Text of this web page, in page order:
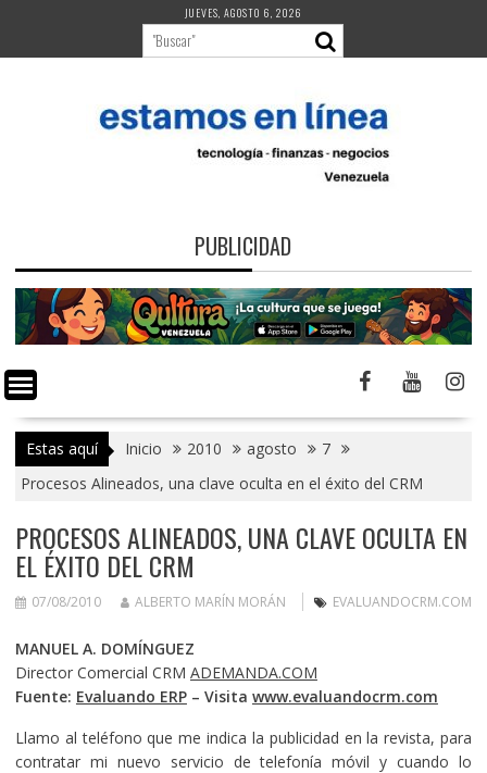
contenido
JUEVES, AGOSTO 6, 2026
PUBLICIDAD
Estas aquí Inicio 2010 agosto
7
Procesos Alineados, una clave oculta en el éxito del CRM
PROCESOS ALINEADOS, UNA CLAVE OCULTA EN
EL ÉXITO DEL CRM
07/08/2010 ALBERTO MARÍN MORÁN EVALUANDOCRM.COM
MANUEL A. DOMÍNGUEZ
Director Comercial CRM ADEMANDA.COM
Fuente: Evaluando ERP– Visita www.evaluandocrm.com
Llamo al teléfono que me indica la publicidad en la revista, para
contratar mi nuevo servicio de telefonía móvil y cuando lo